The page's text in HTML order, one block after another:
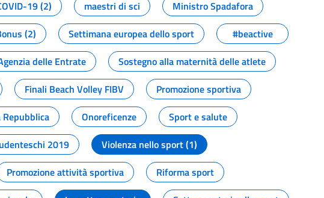
19 (2) maestri di sci
Ministro Spadafora
(2) Settimana europea dello sport
#beactive
delle Entrate
Sostegno alla maternità delle atlete
Finali Beach Volley FIBV
Promozione sportiva
Onoreficenze
Sport e salute
2019
Violenza nello sport (1)
Promozione attività sportiva
Riforma sport